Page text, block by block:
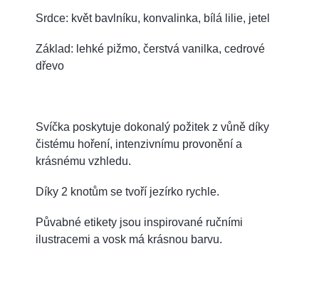
Srdce: květ bavlníku, konvalinka, bílá lilie, jetel
Základ: lehké pižmo, čerstvá vanilka, cedrové
dřevo
Svíčka poskytuje dokonalý požitek z vůně díky
čistému hoření, intenzivnímu provonění a
krásnému vzhledu.
Díky 2 knotům se tvoří jezírko rychle.
Půvabné etikety jsou inspirované ručními
ilustracemi a vosk má krásnou barvu.